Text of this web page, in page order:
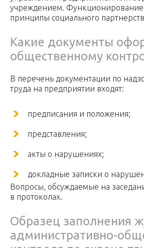
учреждением. Функционирование
принципы социального
Какие документы
общественному
В перечень документации по
труда на предприятии входят:
предписания и положения;
представления;
акты о нарушениях;
докладные записки о
Вопросы, обсуждаемые на
в протоколах.
Образец заполнения
административно-